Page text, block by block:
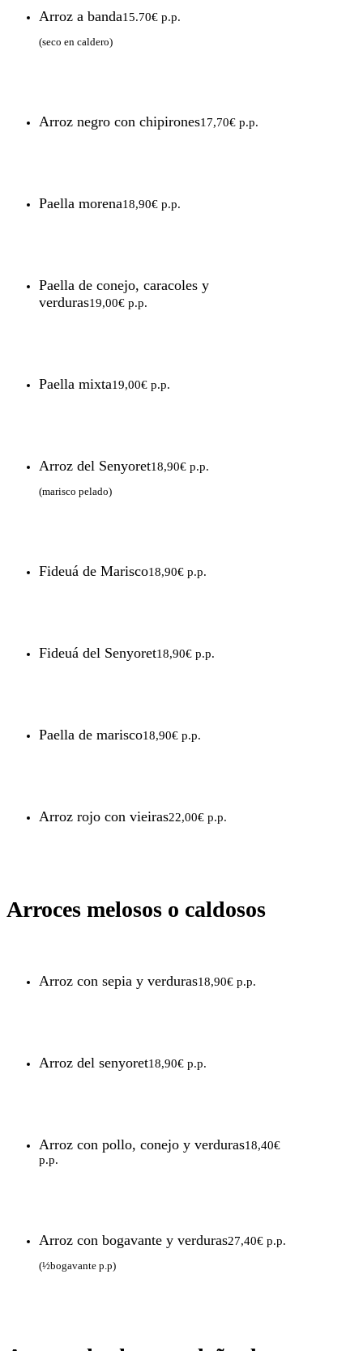
Arroz a banda15.70€ p.p.
(seco en caldero)
Arroz negro con chipirones17,70€ p.p.
Paella morena18,90€ p.p.
Paella de conejo, caracoles y
verduras19,00€ p.p.
Paella mixta19,00€ p.p.
Arroz del Senyoret18,90€ p.p.
(marisco pelado)
Fideuá de Marisco18,90€ p.p.
Fideuá del Senyoret18,90€ p.p.
Paella de marisco18,90€ p.p.
Arroz rojo con vieiras22,00€ p.p.
Arroces melosos o caldosos
Arroz con sepia y verduras18,90€ p.p.
Arroz del senyoret18,90€ p.p.
Arroz con pollo, conejo y verduras18,40€
p.p.
Arroz con bogavante y verduras27,40€ p.p.
(½bogavante p.p)